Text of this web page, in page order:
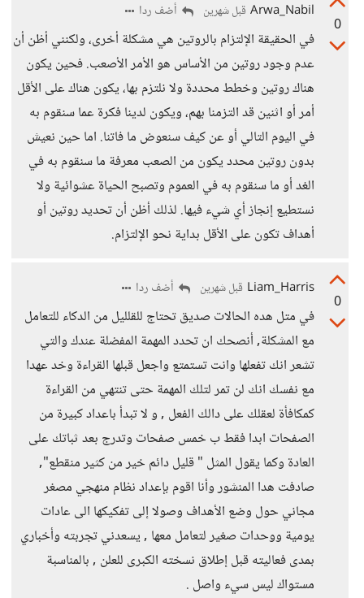
0
Arwa_Nabil قبل شهرين أضف ردا
في الحقيقة الإلتزام بالروتين هي مشكلة أخرى، ولكنني أظن أن
عدم وجود روتين من الأساس هو الأمر الأصعب. فحين يكون
هناك روتين وخطط محددة ولا نلتزم بها، يكون هناك على الأقل
أمر أو اثنين قد التزمنا بهم، ويكون لدينا فكرة عما سنقوم به
في اليوم التالي أو عن كيف سنعوض ما فاتنا. اما حين نعيش
بدون روتين محدد يكون من الصعب معرفة ما سنقوم به في
الغد أو ما سنقوم به في العموم وتصبح الحياة عشوائية ولا
نستطيع إنجاز أي شيء فيها. لذلك أظن أن تحديد روتين أو
أهداف تكون على الأقل بداية نحو الإلتزام.
0
Liam_Harris قبل شهرين أضف ردا
في متل هده الحالات صديق تحتاج للقلليل من الدكاء للتعامل
مع المشكلة, أنصحك ان تحدد المهمة المفضلة عندك والتي
تشعر انك تفعلها وانت تستمتع واجعل قبلها القراءة وخد عهدا
مع نفسك انك لن تمر لتلك المهمة حتى تنتهي من القراءة
كمكافأة لعقلك على دالك الفعل , و لا تبدأ باعداد كبيرة من
الصفحات ابدا فقط ب خمس صفحات وتدرج بعد ثباتك على
العادة وكما يقول المثل " قليل دائم خير من كثير منقطع",
صادفت هدا المنشور وأنا اقوم بإعداد نظام منهجي مصغر
مجاني حول وضع الأهداف وصولا إلى تفكيكها الى عادات
يومية ووحدات صغير لتعامل معها , يسعدني تجربته وأخباري
بمدى فعاليته قبل إطلاق نسخته الكبرى للعلن , بالمناسبة
مستواك ليس سيء واصل .